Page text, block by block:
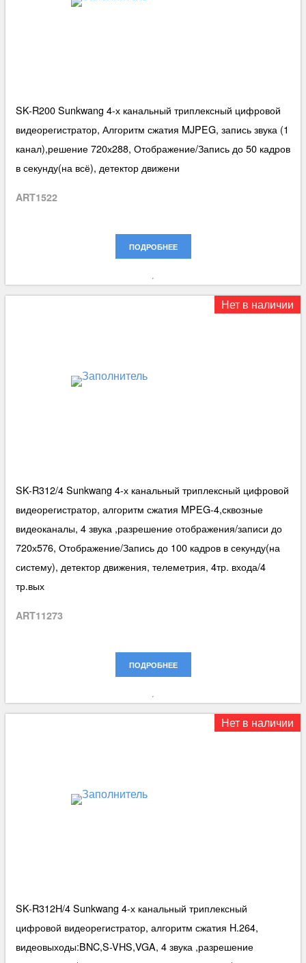
SK-R200 Sunkwang 4-х канальный триплексный цифровой
видеорегистратор, Алгоритм сжатия MJPEG, запись звука (1
канал),решение 720х288, Отображение/Запись до 50 кадров
в секунду(на всё), детектор движени
ART1522
ПОДРОБНЕЕ
Нет в наличии
SK-R312/4 Sunkwang 4-х канальный триплексный цифровой
видеорегистратор, алгоритм сжатия MPEG-4,сквозные
видеоканалы, 4 звука ,разрешение отображения/записи до
720х576, Отображение/Запись до 100 кадров в секунду(на
систему), детектор движения, телеметрия, 4тр. входа/4
тр.вых
ART11273
ПОДРОБНЕЕ
Нет в наличии
SK-R312H/4 Sunkwang 4-х канальный триплексный
цифровой видеорегистратор, алгоритм сжатия H.264,
видеовыходы:BNC,S-VHS,VGA, 4 звука ,разрешение